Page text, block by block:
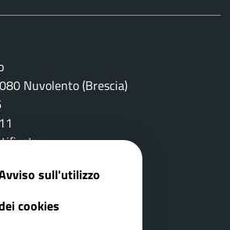
Nuvolento (Brescia)
sull'utilizzo
cookies